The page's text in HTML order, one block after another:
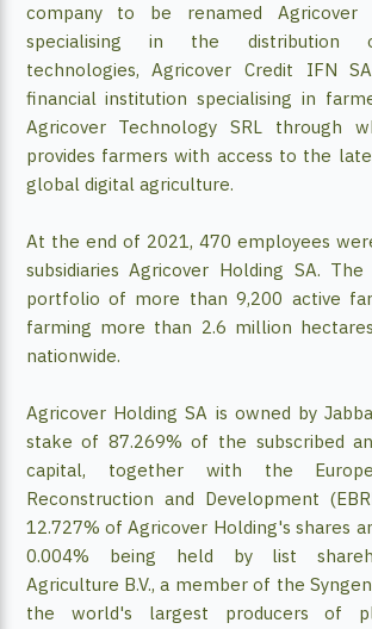
company to be renamed Agricover
specialising in the distribution
technologies, Agricover Credit IFN
financial institution specialising in
Agricover Technology SRL through
provides farmers with access to the
global digital agriculture.
At the end of 2021, 470 employees
subsidiaries Agricover Holding SA.
portfolio of more than 9,200 active
farming more than 2.6 million
nationwide.
Agricover Holding SA is owned by
stake of 87.269% of the subscribed
capital, together with the
Reconstruction and Development
12.727% of Agricover Holding's shares
0.004% being held by list
Agriculture B.V., a member of the
the world's largest producers of